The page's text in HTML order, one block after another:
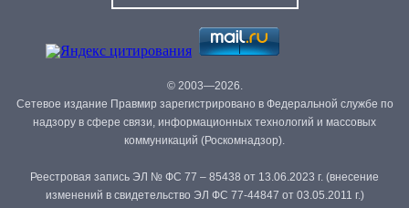
© 2003—2026.
Сетевое издание Правмир зарегистрировано в Федеральной службе по
надзору в сфере связи, информационных технологий и массовых
коммуникаций (Роскомнадзор).
Реестровая запись ЭЛ № ФС 77 – 85438 от 13.06.2023 г. (внесение
изменений в свидетельство ЭЛ ФС 77-44847 от 03.05.2011 г.)